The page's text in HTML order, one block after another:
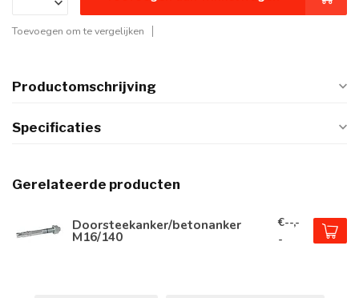
Toevoegen om te vergelijken
Productomschrijving
Specificaties
Gerelateerde producten
Doorsteekanker/betonanker
M16/140
€--,-
-